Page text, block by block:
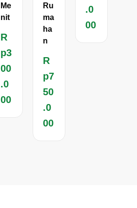
Me
nit
R
p3
00
.0
00
Ru
ma
ha
n
R
p7
50
.0
00
.0
00